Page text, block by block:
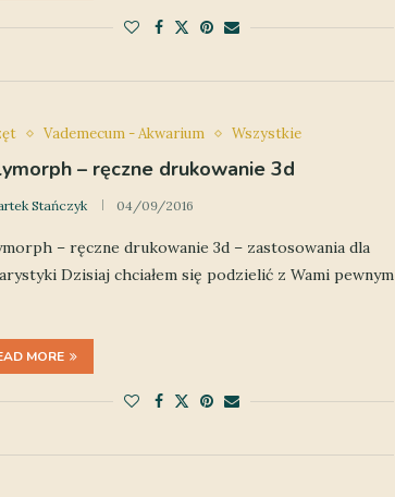
Vademecum - Akwarium Wszystkie
– ręczne drukowanie 3d
Stańczyk 04/09/2016
– ręczne drukowanie 3d – zastosowania dla
Dzisiaj chciałem się podzielić z Wami pewnym
MORE